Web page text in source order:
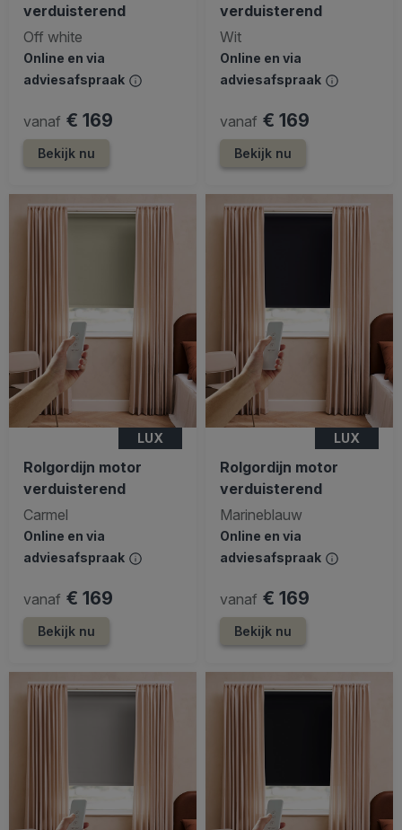
verduisterend
Off white
Online en via
adviesafspraak
vanaf € 169
Bekijk nu
verduisterend
Wit
Online en via
adviesafspraak
vanaf € 169
Bekijk nu
LUX
Rolgordijn motor
verduisterend
Carmel
Online en via
adviesafspraak
vanaf € 169
Bekijk nu
LUX
Rolgordijn motor
verduisterend
Marineblauw
Online en via
adviesafspraak
vanaf € 169
Bekijk nu